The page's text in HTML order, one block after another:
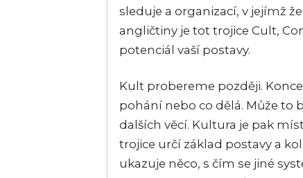
sleduje a organizací, v jejímž
angličtiny je tot trojice Cult,
potenciál vaší postavy.
Kult probereme později.
pohání nebo co dělá. Může to
dalších věcí. Kultura je pak
trojice určí základ postavy a
ukazuje něco, s čím se jiné